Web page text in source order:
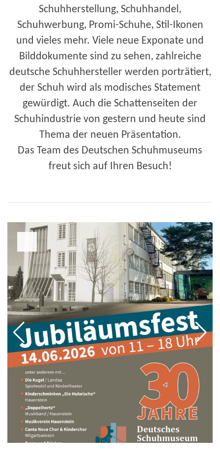
Schuhherstellung, Schuhhandel,
Schuhwerbung, Promi-Schuhe, Stil-Ikonen
und vieles mehr. Viele neue Exponate und
Bilddokumente sind zu sehen, zahlreiche
deutsche Schuhhersteller werden porträtiert,
der Schuh wird als modisches Statement
gewürdigt. Auch die Schattenseiten der
Schuhindustrie von gestern und heute sind
Thema der neuen Präsentation.
Das Team des Deutschen Schuhmuseums
freut sich auf Ihren Besuch!